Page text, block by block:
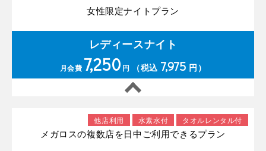
女性限定ナイトプラン
レディースナイト
月会費 7,250 円 （税込 7,975 円）
他店利用 水素水付 タオルレンタル付
メガロスの複数店を日中ご利用できるプラン